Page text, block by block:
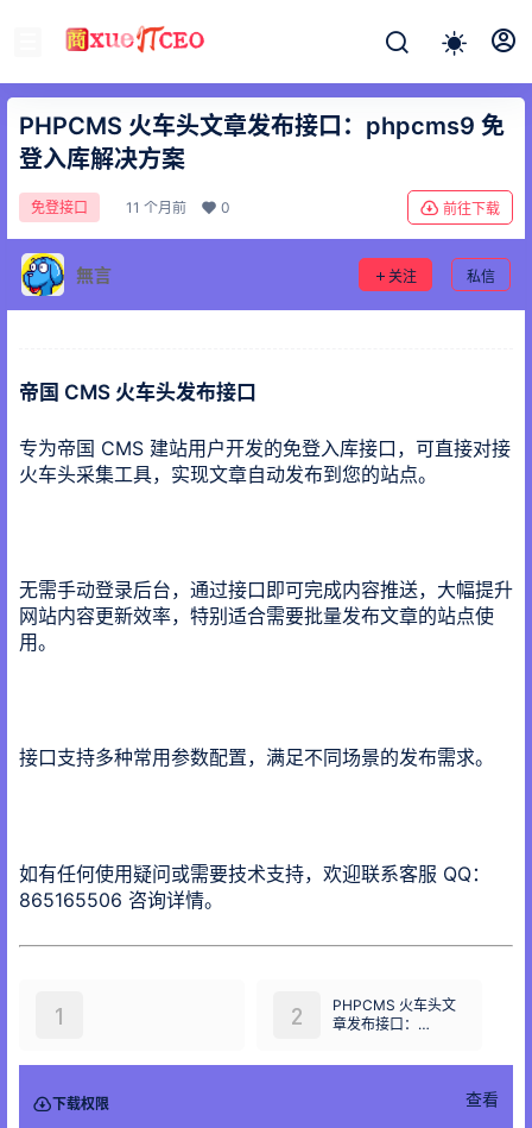
PHPCMS 火车头文章发布接口：phpcms9 免
登入库解决方案
免登接口 11 个月前 0 前往下载
無言 关注 私信
帝国 CMS 火车头发布接口
专为帝国 CMS 建站用户开发的免登入库接口，可直接对接
火车头采集工具，实现文章自动发布到您的站点。
无需手动登录后台，通过接口即可完成内容推送，大幅提升
网站内容更新效率，特别适合需要批量发布文章的站点使
用。
接口支持多种常用参数配置，满足不同场景的发布需求。
如有任何使用疑问或需要技术支持，欢迎联系客服 QQ：
865165506 咨询详情。
1
PHPCMS 火车头文
章发布接口：
解决方案
2
下载权限 查看